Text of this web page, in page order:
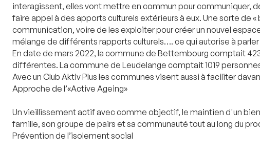
interagissent, elles vont mettre en commun pour communiquer,
faire appel à des apports culturels extérieurs à eux. Une sorte
communication, voire de les exploiter pour créer un nouvel
mélange de différents rapports culturels…. ce qui autorise à
En date de mars 2022, la commune de Bettembourg comptait
différentes. La commune de Leudelange comptait 1019
Avec un Club Aktiv Plus les communes visent aussi à faciliter
Approche de l’«Active Ageing»
Un vieillissement actif avec comme objectif, le maintien d'un
famille, son groupe de pairs et sa communauté tout au long du
Prévention de l’isolement social